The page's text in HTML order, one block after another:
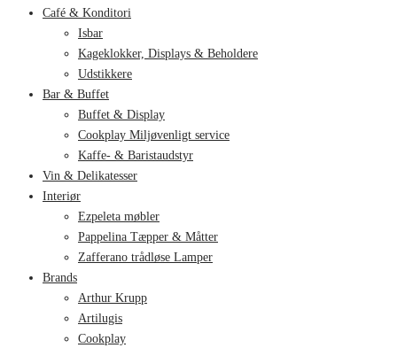
Café & Konditori
Isbar
Kageklokker, Displays & Beholdere
Udstikkere
Bar & Buffet
Buffet & Display
Cookplay Miljøvenligt service
Kaffe- & Baristaudstyr
Vin & Delikatesser
Interiør
Ezpeleta møbler
Pappelina Tæpper & Måtter
Zafferano trådløse Lamper
Brands
Arthur Krupp
Artilugis
Cookplay